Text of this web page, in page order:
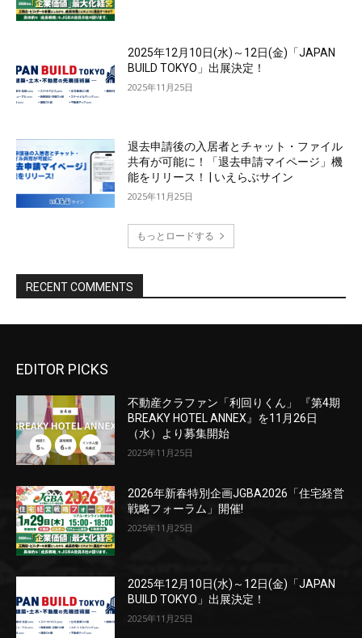
EDITOR PICKS
不動産クラファン「利回りくん」 『第4期
BREAKY HOTEL ANNEX』を11月26日
（水）より募集開始
2025年11月25日
2026年新春特別企画JGBA2026「住宅経営
戦略フォーラム」開催!
2025年11月25日
2025年12月10日(水)～12日(金)「JAPAN
BUILD TOKYO」出展決定！
2025年11月25日